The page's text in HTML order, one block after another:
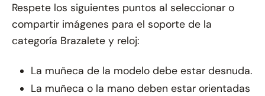
Respete los siguientes puntos al seleccionar o
compartir imágenes para el soporte de la
categoría Brazalete y reloj:
La muñeca de la modelo debe estar desnuda.
La muñeca o la mano deben estar orientadas